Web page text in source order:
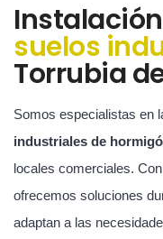
suelos
Torrubia
Somos especialistas en
industriales de
locales comerciales.
ofrecemos soluciones
adaptan a las